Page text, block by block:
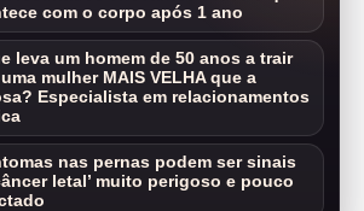
com o corpo após 1 ano
leva um homem de 50 anos a trair
mulher MAIS VELHA que a
Especialista em relacionamentos
nas pernas podem ser sinais
letal’ muito perigoso e pouco